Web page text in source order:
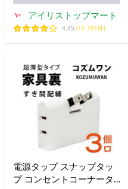
アイリストップマート
4.45 (11,191件)
電源タップ スナップタッ
プ コンセントコーナータ